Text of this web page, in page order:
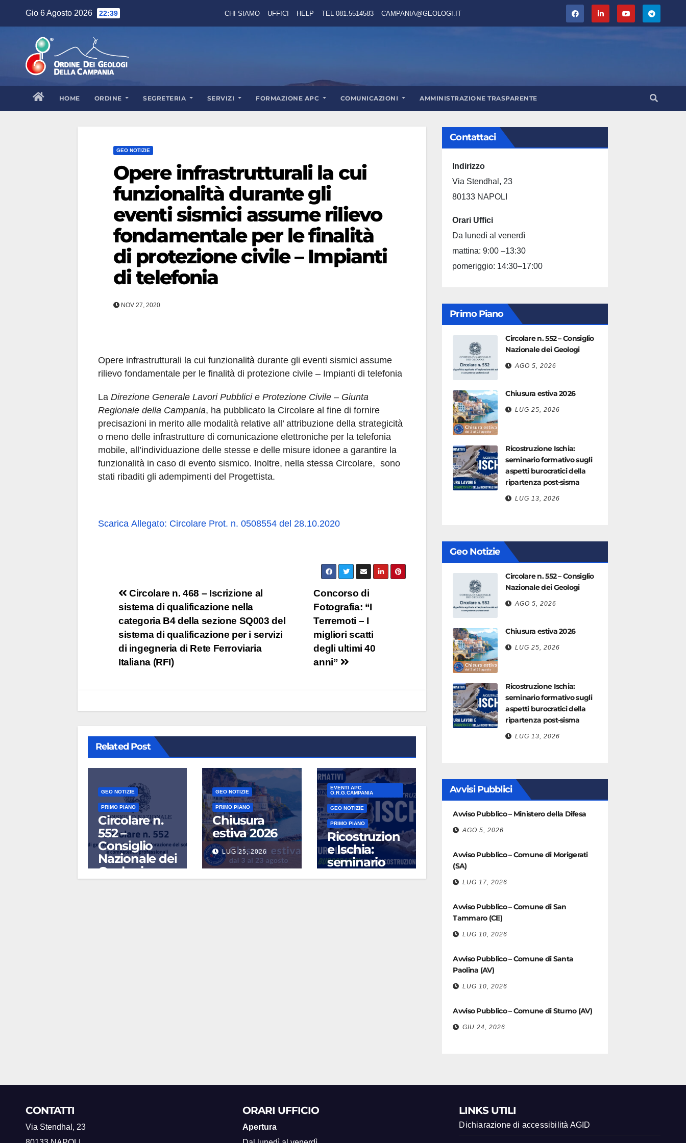
Gio 6 Agosto 2026 22:39 CHI SIAMO UFFICI HELP TEL 081.5514583 CAMPANIA@GEOLOGI.IT
HOME ORDINE SEGRETERIA SERVIZI FORMAZIONE APC COMUNICAZIONI AMMINISTRAZIONE TRASPARENTE
GEO NOTIZIE
Opere infrastrutturali la cui
funzionalità durante gli
eventi sismici assume rilievo
fondamentale per le finalità
di protezione civile – Impianti
di telefonia
NOV 27, 2020
Opere infrastrutturali la cui funzionalità durante gli eventi sismici assume
rilievo fondamentale per le finalità di protezione civile – Impianti di telefonia
La Direzione Generale Lavori Pubblici e Protezione Civile – Giunta
Regionale della Campania, ha pubblicato la Circolare al fine di fornire
precisazioni in merito alle modalità relative all’ attribuzione della strategicità
o meno delle infrastrutture di comunicazione elettroniche per la telefonia
mobile, all’individuazione delle stesse e delle misure idonee a garantire la
funzionalità in caso di evento sismico. Inoltre, nella stessa Circolare, sono
stati ribaditi gli adempimenti del Progettista.
Scarica Allegato: Circolare Prot. n. 0508554 del 28.10.2020
Navigazione
articoli
Concorso di
Fotografia: “I
Terremoti – I
migliori scatti
degli ultimi 40
anni”
Circolare n. 468 – Iscrizione al
sistema di qualificazione nella
categoria B4 della sezione SQ003 del
sistema di qualificazione per i servizi
di ingegneria di Rete Ferroviaria
Italiana (RFI)
Related Post
GEO NOTIZIE
PRIMO PIANO
Circolare n.
552 –
Consiglio
Nazionale dei
Geologi
GEO NOTIZIE
PRIMO PIANO
Chiusura
estiva 2026
LUG 25, 2026
EVENTI APC
O.R.G.CAMPANIA
GEO NOTIZIE
PRIMO PIANO
Ricostruzion
e Ischia:
seminario
formativo
Contattaci
Indirizzo
Via Stendhal, 23
80133 NAPOLI
Orari Uffici
Da lunedì al venerdì
mattina: 9:00 –13:30
pomeriggio: 14:30–17:00
Primo Piano
Circolare n. 552 – Consiglio
Nazionale dei Geologi
AGO 5, 2026
Chiusura estiva 2026
LUG 25, 2026
Ricostruzione Ischia:
seminario formativo sugli
aspetti burocratici della
ripartenza post-sisma
LUG 13, 2026
Geo Notizie
Circolare n. 552 – Consiglio
Nazionale dei Geologi
AGO 5, 2026
Chiusura estiva 2026
LUG 25, 2026
Ricostruzione Ischia:
seminario formativo sugli
aspetti burocratici della
ripartenza post-sisma
LUG 13, 2026
Avvisi Pubblici
Avviso Pubblico – Ministero della Difesa
AGO 5, 2026
Avviso Pubblico – Comune di Morigerati
(SA)
LUG 17, 2026
Avviso Pubblico – Comune di San
Tammaro (CE)
LUG 10, 2026
Avviso Pubblico – Comune di Santa
Paolina (AV)
LUG 10, 2026
Avviso Pubblico – Comune di Sturno (AV)
GIU 24, 2026
CONTATTI
Via Stendhal, 23
ORARI UFFICIO
Apertura
LINKS UTILI
Dichiarazione di accessibilità AGID